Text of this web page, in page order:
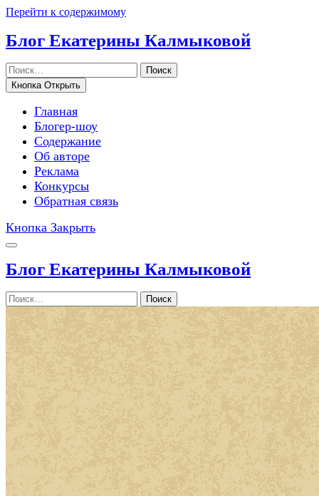
Перейти к содержимому
Блог Екатерины Калмыковой
Поиск
Кнопка Открыть
Главная
Блогер-шоу
Содержание
Об авторе
Реклама
Конкурсы
Обратная связь
Кнопка Закрыть
Блог Екатерины Калмыковой
Поиск